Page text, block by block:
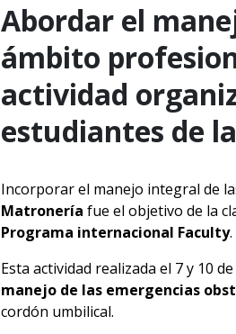
Abordar el
ámbito
actividad
estudiantes de
Incorporar el manejo integral de
Matronería fue el objetivo de la
Programa internacional Faculty.
Esta actividad realizada el 7 y 10
manejo de las emergencias
cordón umbilical.